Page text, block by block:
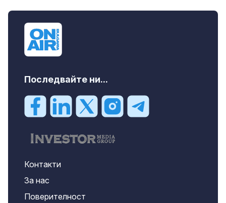
Последвайте ни...
Контакти
За нас
Поверителност